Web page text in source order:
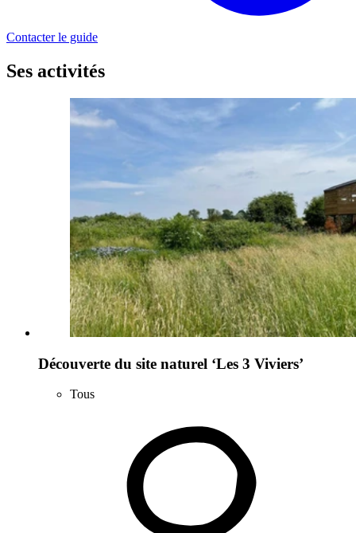
Contacter le guide
Ses activités
Découverte du site naturel ‘Les 3 Viviers’
Tous